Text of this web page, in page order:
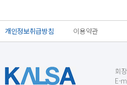
개인정보취급방침 이용약관
회
E-